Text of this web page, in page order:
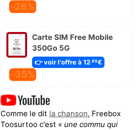
-26%
Carte SIM Free Mobile
350Go 5G
👉 voir l'offre à 12,99€
-35%
Comme le dit la chanson, Freebox
Toosurtoo c'est « une commu qui